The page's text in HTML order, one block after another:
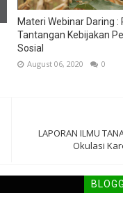
Materi Webinar Daring :
Tantangan Kebijakan
Sosial
August 06, 2020 0
LAPORAN ILMU
Okulasi